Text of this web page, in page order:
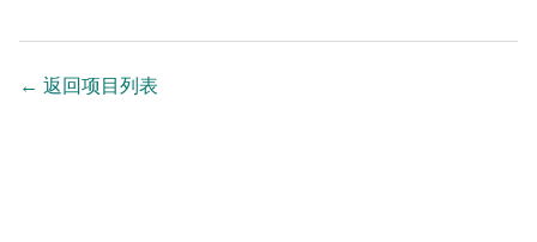
← 返回项目列表